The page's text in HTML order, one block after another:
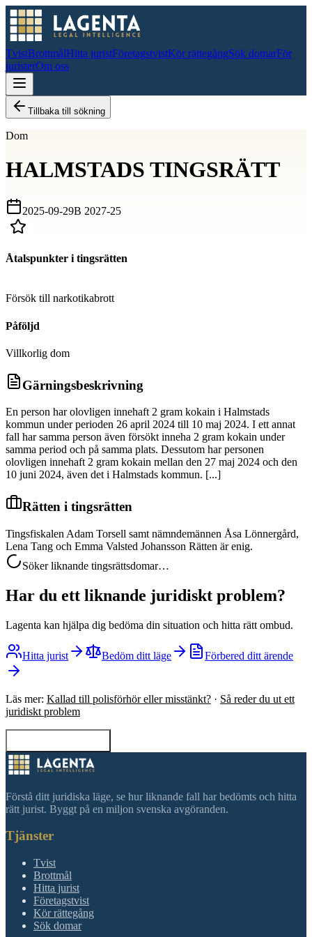
TvistBrottmålHitta juristFöretagstvistKör rättegångSök domarFör
juristerOm oss
Tillbaka till sökning
Dom
HALMSTADS TINGSRÄTT
2025-09-29B 2027-25
Åtalspunkter i tingsrätten
Försök till narkotikabrott
Påföljd
Villkorlig dom
Gärningsbeskrivning
En person har olovligen innehaft 2 gram kokain i Halmstads
kommun under perioden 26 april 2024 till 10 maj 2024. I ett annat
fall har samma person även försökt inneha 2 gram kokain under
samma period och på samma plats. Dessutom har personen
olovligen innehaft 2 gram kokain mellan den 27 maj 2024 och den
10 juni 2024, även det i Halmstads kommun. [...]
Rätten i tingsrätten
Tingsfiskalen Adam Torsell samt nämndemännen Åsa Lönnergård,
Lena Tang och Emma Valsted Johansson Rätten är enig.
Söker liknande tingsrättsdomar…
Har du ett liknande juridiskt problem?
Lagenta kan hjälpa dig bedöma din situation och hitta rätt ombud.
Hitta jurist Bedöm ditt läge Förbered ditt ärende
Läs mer: Kallad till polisförhör eller misstänkt? · Så reder du ut ett
juridiskt problem
Förstå ditt juridiska läge, se hur liknande fall har bedömts och hitta
rätt jurist. Byggt på en miljon svenska avgöranden.
Tjänster
Tvist
Brottmål
Hitta jurist
Företagstvist
Kör rättegång
Sök domar